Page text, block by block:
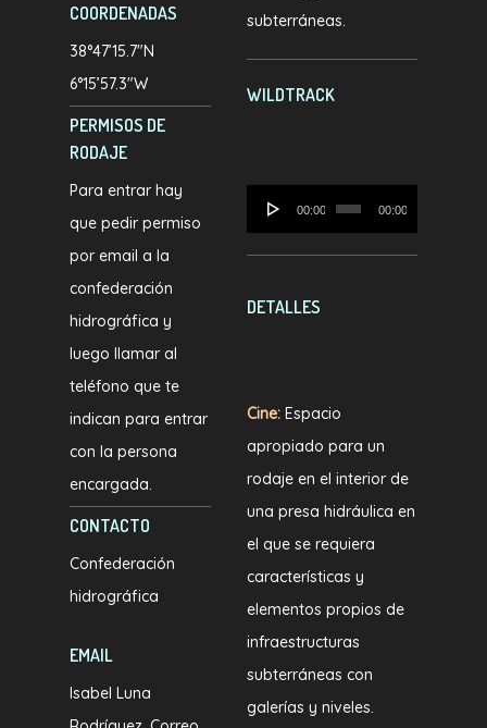
COORDENADAS
38°47’15.7″N
6°15’57.3″W
PERMISOS DE
RODAJE
Para entrar hay
que pedir permiso
por email a la
confederación
hidrográfica y
luego llamar al
teléfono que te
indican para entrar
con la persona
encargada.
CONTACTO
Confederación
hidrográfica
EMAIL
Isabel Luna
subterráneas.
WILDTRACK
Reproductor
de
00:00 00:00
DETALLES
Cine: Espacio
apropiado para un
rodaje en el interior de
una presa hidráulica en
el que se requiera
características y
elementos propios de
infraestructuras
subterráneas con
galerías y niveles.